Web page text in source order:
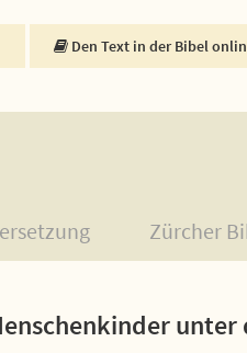
Den Text in der Bibel
Zürcher
unter